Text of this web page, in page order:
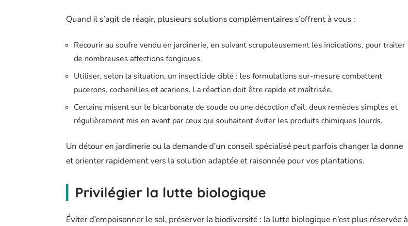
Quand il s’agit de réagir, plusieurs solutions complémentaires s’offrent à vous :
Recourir au soufre vendu en jardinerie, en suivant scrupuleusement les indications, pour traiter
de nombreuses affections fongiques.
Utiliser, selon la situation, un insecticide ciblé : les formulations sur-mesure combattent
pucerons, cochenilles et acariens. La réaction doit être rapide et maîtrisée.
Certains misent sur le bicarbonate de soude ou une décoction d’ail, deux remèdes simples et
régulièrement mis en avant par ceux qui souhaitent éviter les produits chimiques lourds.
Un détour en jardinerie ou la demande d’un conseil spécialisé peut parfois changer la donne
et orienter rapidement vers la solution adaptée et raisonnée pour vos plantations.
Privilégier la lutte biologique
Éviter d’empoisonner le sol, préserver la biodiversité : la lutte biologique n’est plus réservée à